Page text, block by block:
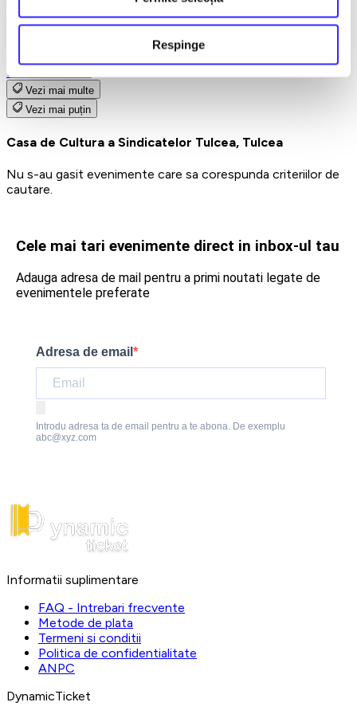
Respinge
Teatrul Maidan
Trupa de teatru YuPPie ArT
Compania de Teatru Concordia
Reduceri bilete
Vezi mai multe
Vezi mai puțin
Casa de Cultura a Sindicatelor Tulcea, Tulcea
Nu s-au gasit evenimente care sa corespunda criteriilor de
cautare.
Cele mai tari evenimente direct in inbox-ul tau
Adauga adresa de mail pentru a primi noutati legate de
evenimentele preferate
Adresa de email
Introdu adresa ta de email pentru a te abona. De exemplu
abc@xyz.com
Informatii suplimentare
FAQ - Intrebari frecvente
Metode de plata
Termeni si conditii
Politica de confidentialitate
ANPC
DynamicTicket